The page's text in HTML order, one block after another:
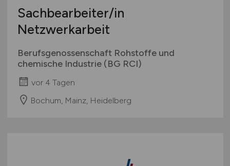
Sachbearbeiter/in
Netzwerkarbeit
Berufsgenossenschaft Rohstoffe und
chemische Industrie (BG RCI)
vor 4 Tagen
Bochum, Mainz, Heidelberg